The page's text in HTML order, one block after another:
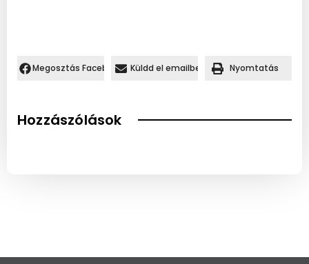
Megosztás Facebookon.Küldd el emailben Nyomtatás
Hozzászólások